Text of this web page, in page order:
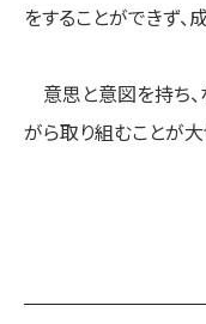
をすることができず、
意思と意図を持ち
がら取り組むことが大